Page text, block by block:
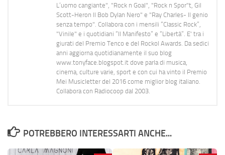
L’uomo cangiante", "Rock n Goal", "Rock n Spor"t, Gil
Scott-Heron Il Bob Dylan Nero" e "Ray Charles- Il genio
senza tempo". Collabora con i mensili “Classic Rock”,
"Vinile" e i quotidiani “Il Manifesto” e “Libertà”. E' tra i
giurati del Premio Tenco e del Rockol Awards. Da sedici
anni aggiorna quotidianamente il suo blog
www.tonyface.blogspot.it dove parla di musica,
cinema, culture varie, sport e con cui ha vinto il Premio
Mei Musicletter del 2016 come miglior blog italiano.
Collabora con Radiocoop dal 2003.
POTREBBERO INTERESSARTI ANCHE...